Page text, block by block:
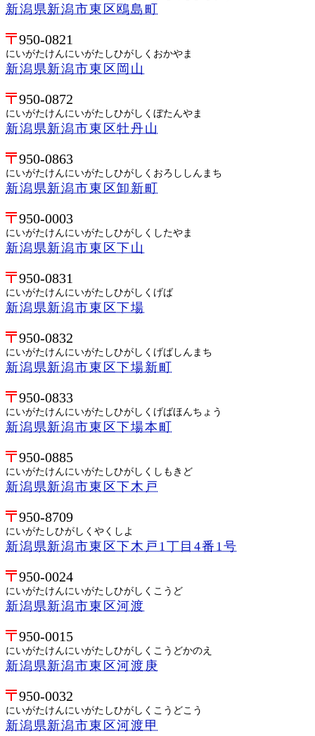
新潟県新潟市東区鴎島町
950-0821
にいがたけんにいがたしひがしくおかやま
新潟県新潟市東区岡山
950-0872
にいがたけんにいがたしひがしくぼたんやま
新潟県新潟市東区牡丹山
950-0863
にいがたけんにいがたしひがしくおろししんまち
新潟県新潟市東区卸新町
950-0003
にいがたけんにいがたしひがしくしたやま
新潟県新潟市東区下山
950-0831
にいがたけんにいがたしひがしくげば
新潟県新潟市東区下場
950-0832
にいがたけんにいがたしひがしくげばしんまち
新潟県新潟市東区下場新町
950-0833
にいがたけんにいがたしひがしくげばほんちょう
新潟県新潟市東区下場本町
950-0885
にいがたけんにいがたしひがしくしもきど
新潟県新潟市東区下木戸
950-8709
にいがたしひがしくやくしよ
新潟県新潟市東区下木戸1丁目4番1号
950-0024
にいがたけんにいがたしひがしくこうど
新潟県新潟市東区河渡
950-0015
にいがたけんにいがたしひがしくこうどかのえ
新潟県新潟市東区河渡庚
950-0032
にいがたけんにいがたしひがしくこうどこう
新潟県新潟市東区河渡甲